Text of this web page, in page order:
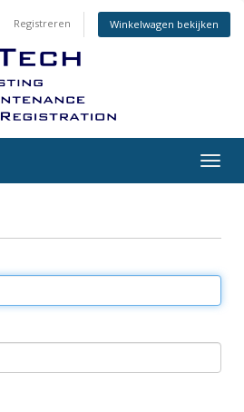
Registreren Winkelwagen bekijken